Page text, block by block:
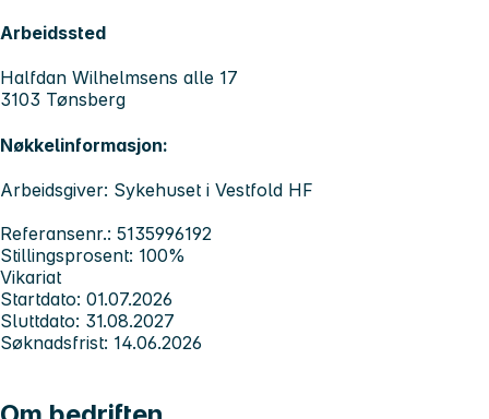
Arbeidssted
Halfdan Wilhelmsens alle 17
3103 Tønsberg
Nøkkelinformasjon:
Arbeidsgiver: Sykehuset i Vestfold HF
Referansenr.: 5135996192
Stillingsprosent: 100%
Vikariat
Startdato: 01.07.2026
Sluttdato: 31.08.2027
Søknadsfrist: 14.06.2026